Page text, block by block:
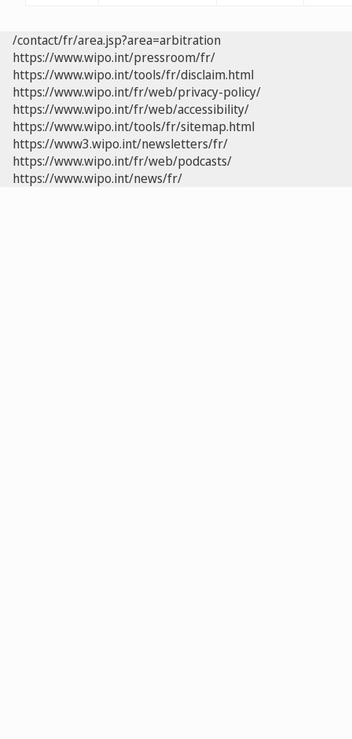
/contact/fr/area.jsp?area=arbitration
https://www.wipo.int/pressroom/fr/
https://www.wipo.int/tools/fr/disclaim.html
https://www.wipo.int/fr/web/privacy-policy/
https://www.wipo.int/fr/web/accessibility/
https://www.wipo.int/tools/fr/sitemap.html
https://www3.wipo.int/newsletters/fr/
https://www.wipo.int/fr/web/podcasts/
https://www.wipo.int/news/fr/